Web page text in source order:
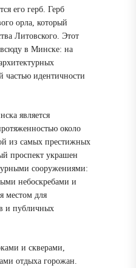
его герб. Герб
орла, который
Литовского. Этот
в Минске: на
частью идентичности
является
около
из самых престижных
проспект украшен
сооружениями:
небоскребами и
местом для
и публичных
и скверами,
отдыха горожан.